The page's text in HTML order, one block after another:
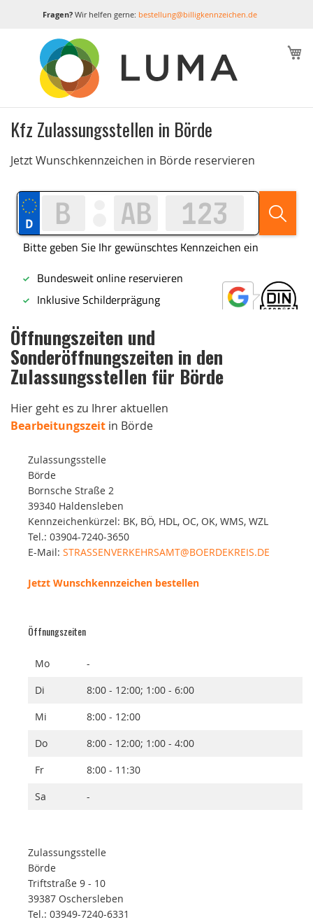
Fragen?Wir helfen gerne: bestellung@billigkennzeichen.de
Kfz Zulassungsstellen in Börde
Jetzt Wunschkennzeichen in Börde reservieren
Öffnungszeiten und
Sonderöffnungszeiten in den
Zulassungsstellen für Börde
Hier geht es zu Ihrer aktuellen
Bearbeitungszeit in Börde
Zulassungsstelle
Börde
Bornsche Straße 2
39340 Haldensleben
Kennzeichenkürzel: BK, BÖ, HDL, OC, OK, WMS, WZL
Tel.: 03904-7240-3650
E-Mail: STRASSENVERKEHRSAMT@BOERDEKREIS.DE
Jetzt Wunschkennzeichen bestellen
Öffnungszeiten
Mo
-
Di
8:00 - 12:00; 1:00 - 6:00
Mi
8:00 - 12:00
Do
8:00 - 12:00; 1:00 - 4:00
Fr
8:00 - 11:30
Sa
-
Zulassungsstelle
Börde
Triftstraße 9 - 10
39387 Oschersleben
Tel.: 03949-7240-6331